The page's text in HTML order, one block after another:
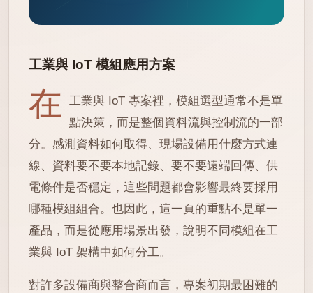
工業與 IoT 模組應用方案
在
工業與 IoT 專案裡，模組選型通常不是單
點決策，而是整個資料流與控制流的一部
分。感測資料如何取得、現場設備用什麼方式連
線、資料要不要本地記錄、要不要遠端回傳、供
電條件是否穩定，這些問題都會影響最終要採用
哪種模組組合。也因此，這一頁的重點不是單一
產品，而是從應用場景出發，說明不同模組在工
業與 IoT 架構中如何分工。
對許多設備商與整合商而言，專案初期最困難的